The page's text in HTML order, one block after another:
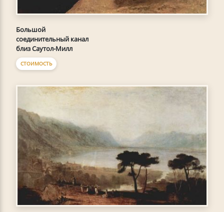
Большой
соединительный канал
близ Саутол-Милл
СТОИМОСТЬ